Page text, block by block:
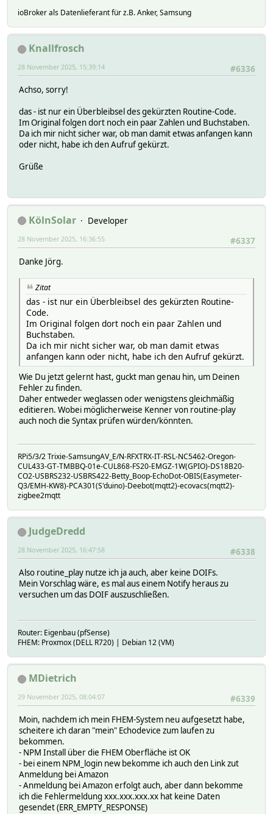
ioBroker als Datenlieferant für z.B. Anker, Samsung
Knallfrosch
#6336
28 November 2025, 15:39:14
Achso, sorry!
das - ist nur ein Überbleibsel des gekürzten Routine-Code.
Im Original folgen dort noch ein paar Zahlen und Buchstaben.
Da ich mir nicht sicher war, ob man damit etwas anfangen kann
oder nicht, habe ich den Aufruf gekürzt.
Grüße
KölnSolar
Developer
#6337
28 November 2025, 16:36:55
Danke Jörg.
Zitat
das - ist nur ein Überbleibsel des gekürzten Routine-
Code.
Im Original folgen dort noch ein paar Zahlen und
Buchstaben.
Da ich mir nicht sicher war, ob man damit etwas
anfangen kann oder nicht, habe ich den Aufruf gekürzt.
Wie Du jetzt gelernt hast, guckt man genau hin, um Deinen
Fehler zu finden.
Daher entweder weglassen oder wenigstens gleichmäßig
editieren. Wobei möglicherweise Kenner von routine-play
auch noch die Syntax prüfen würden/könnten.
RPi5/3/2 Trixie-SamsungAV_E/N-RFXTRX-IT-RSL-NC5462-Oregon-
CUL433-GT-TMBBQ-01e-CUL868-FS20-EMGZ-1W(GPIO)-DS18B20-
CO2-USBRS232-USBRS422-Betty_Boop-EchoDot-OBIS(Easymeter-
Q3/EMH-KW8)-PCA301(S'duino)-Deebot(mqtt2)-ecovacs(mqtt2)-
zigbee2mqtt
JudgeDredd
#6338
28 November 2025, 16:47:58
Also routine_play nutze ich ja auch, aber keine DOIFs.
Mein Vorschlag wäre, es mal aus einem Notify heraus zu
versuchen um das DOIF auszuschließen.
Router: Eigenbau (pfSense)
FHEM: Proxmox (DELL R720) | Debian 12 (VM)
MDietrich
#6339
29 November 2025, 08:04:07
Moin, nachdem ich mein FHEM-System neu aufgesetzt habe,
scheitere ich daran "mein" Echodevice zum laufen zu
bekommen.
- NPM Install über die FHEM Oberfläche ist OK
- bei einem NPM_login new bekomme ich auch den Link zut
Anmeldung bei Amazon
- Anmeldung bei Amazon erfolgt auch, aber dann bekomme
ich die Fehlermeldung xxx.xxx.xxx.xx hat keine Daten
gesendet (ERR_EMPTY_RESPONSE)